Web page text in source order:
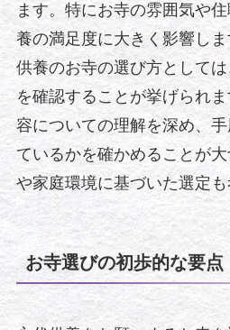
ます。特にお寺の雰囲気や
養の満足度に大きく影響し
供養のお寺の選び方として
を確認することが挙げられ
容についての理解を深め、
ているかを確かめることが
や家庭環境に基づいた選定も
お寺選びの初歩的な要点